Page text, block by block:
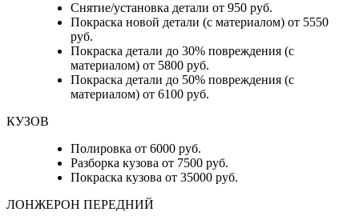
Снятие/установка детали от 950 руб.
Покраска новой детали (с материалом) от 5550
руб.
Покраска детали до 30% повреждения (с
материалом) от 5800 руб.
Покраска детали до 50% повреждения (с
материалом) от 6100 руб.
КУЗОВ
Полировка от 6000 руб.
Разборка кузова от 7500 руб.
Покраска кузова от 35000 руб.
ЛОНЖЕРОН ПЕРЕДНИЙ